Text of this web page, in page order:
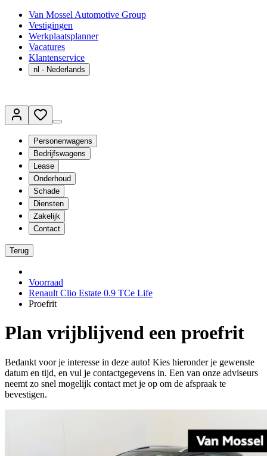
Van Mossel Automotive Group
Vestigingen
Werkplaatsplanner
Vacatures
Klantenservice
nl - Nederlands
Personenwagens
Bedrijfswagens
Lease
Onderhoud
Schade
Diensten
Zakelijk
Contact
Terug
Voorraad
Renault Clio Estate 0.9 TCe Life
Proefrit
Plan vrijblijvend een proefrit
Bedankt voor je interesse in deze auto! Kies hieronder je gewenste
datum en tijd, en vul je contactgegevens in. Een van onze adviseurs
neemt zo snel mogelijk contact met je op om de afspraak te
bevestigen.